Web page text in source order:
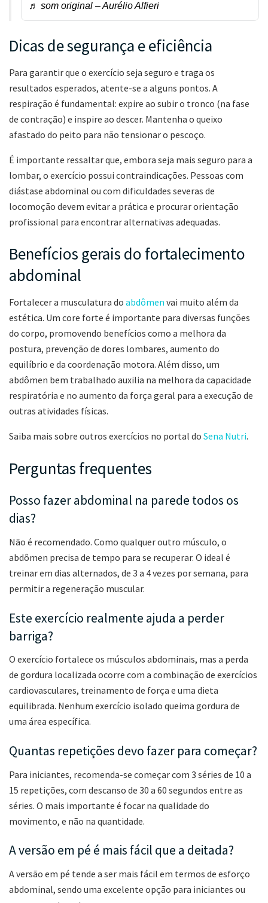
♬ som original – Aurélio Alfieri
Dicas de segurança e eficiência
Para garantir que o exercício seja seguro e traga os
resultados esperados, atente-se a alguns pontos. A
respiração é fundamental: expire ao subir o tronco (na fase
de contração) e inspire ao descer. Mantenha o queixo
afastado do peito para não tensionar o pescoço.
É importante ressaltar que, embora seja mais seguro para a
lombar, o exercício possui contraindicações. Pessoas com
diástase abdominal ou com dificuldades severas de
locomoção devem evitar a prática e procurar orientação
profissional para encontrar alternativas adequadas.
Benefícios gerais do fortalecimento
abdominal
Fortalecer a musculatura do abdômen vai muito além da
estética. Um core forte é importante para diversas funções
do corpo, promovendo benefícios como a melhora da
postura, prevenção de dores lombares, aumento do
equilíbrio e da coordenação motora. Além disso, um
abdômen bem trabalhado auxilia na melhora da capacidade
respiratória e no aumento da força geral para a execução de
outras atividades físicas.
Saiba mais sobre outros exercícios no portal do Sena Nutri.
Perguntas frequentes
Posso fazer abdominal na parede todos os
dias?
Não é recomendado. Como qualquer outro músculo, o
abdômen precisa de tempo para se recuperar. O ideal é
treinar em dias alternados, de 3 a 4 vezes por semana, para
permitir a regeneração muscular.
Este exercício realmente ajuda a perder
barriga?
O exercício fortalece os músculos abdominais, mas a perda
de gordura localizada ocorre com a combinação de exercícios
cardiovasculares, treinamento de força e uma dieta
equilibrada. Nenhum exercício isolado queima gordura de
uma área específica.
Quantas repetições devo fazer para começar?
Para iniciantes, recomenda-se começar com 3 séries de 10 a
15 repetições, com descanso de 30 a 60 segundos entre as
séries. O mais importante é focar na qualidade do
movimento, e não na quantidade.
A versão em pé é mais fácil que a deitada?
A versão em pé tende a ser mais fácil em termos de esforço
abdominal, sendo uma excelente opção para iniciantes ou